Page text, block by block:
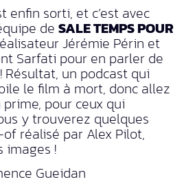
enfin sorti, et c’est avec
deSALE TEMPS POUR
Jérémie Périn et
Sarfati pour en parler de
un podcast qui
le film à mort, donc allez
pour ceux qui
y trouverez quelques
réalisé par Alex Pilot,
images !
Gueidan